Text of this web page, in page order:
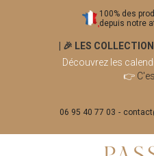
100% des
depuis notre
| 🎉 LES
Découvrez les
👉
06 95 40 77 03